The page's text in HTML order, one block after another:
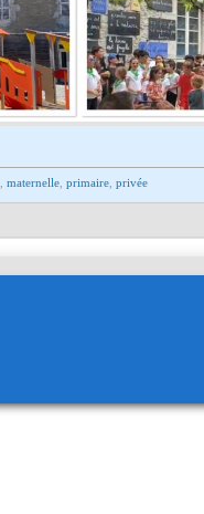
maternelle primaire privée